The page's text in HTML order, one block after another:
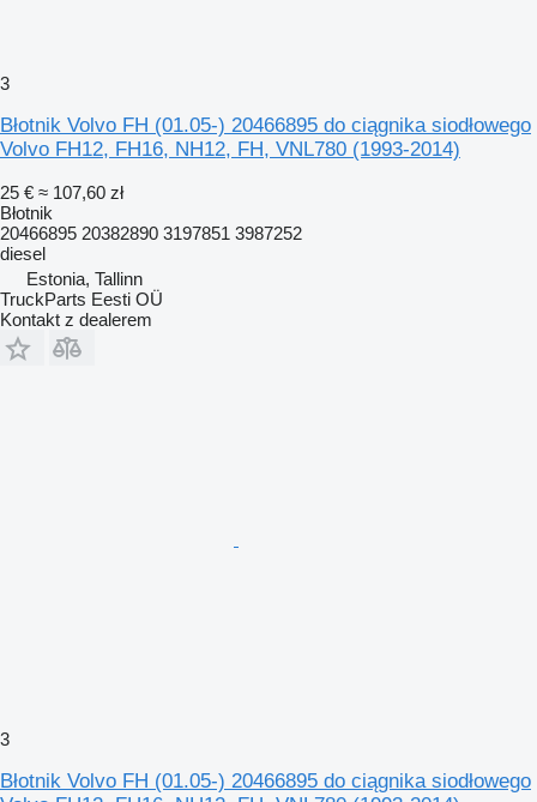
3
Błotnik Volvo FH (01.05-) 20466895 do ciągnika siodłowego
Volvo FH12, FH16, NH12, FH, VNL780 (1993-2014)
25 € ≈ 107,60 zł
Błotnik
20466895 20382890 3197851 3987252
diesel
Estonia, Tallinn
TruckParts Eesti OÜ
Kontakt z dealerem
3
Błotnik Volvo FH (01.05-) 20466895 do ciągnika siodłowego